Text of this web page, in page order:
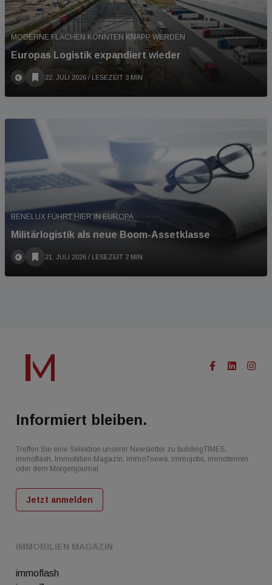
MODERNE FLÄCHEN KÖNNTEN KNAPP WERDEN
Europas Logistik expandiert wieder
22. JULI 2026 / LESEZEIT 3 MIN
BENELUX FÜHRT HIER IN EUROPA
Militärlogistik als neue Boom-Assetklasse
21. JULI 2026 / LESEZEIT 2 MIN
IMMOBILIEN MAGAZIN
immoflash
Informiert bleiben.
Treffen Sie eine Selektion unserer Newsletter zu buildingTIMES,
immoflash, Immobilien Magazin, immo7news, immojobs, immotermin
oder dem Morgenjournal
Jetzt anmelden